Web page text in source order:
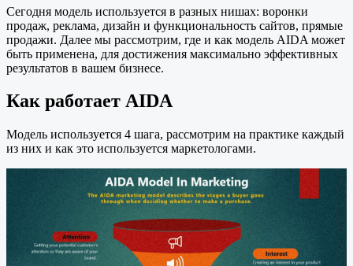
Сегодня модель используется в разных нишах: воронки
продаж, реклама, дизайн и функциональность сайтов, прямые
продажи. Далее мы рассмотрим, где и как модель AIDA может
быть применена, для достижения максимально эффективных
результатов в вашем бизнесе.
Как работает AIDA
Модель используется 4 шага, рассмотрим на практике каждый
из них и как это используется маркетологами.